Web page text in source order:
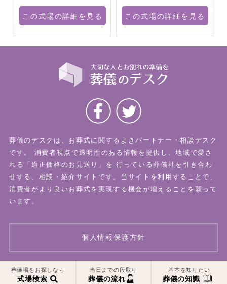
この式場の詳細を見る この式場の詳細を見る
葬儀場をお探しなら
式場検索
当日までの段取り
葬儀の流れ
基本を知りたい
葬儀の知識
葬儀のデスクは、お葬式に関するよきパートナー・相談デスク
です。
消費者視点で透明性のある情報を提供し、地域で愛さ
れる「適正価格のお見送り」を 行っている葬儀社を引き合わ
せする、相談・紹介サイトです。当サイトを利用することで、
消費者がより良いお葬式を実現する機会が増えることを願って
います。
個人情報保護方針
© 2026 葬儀のデスク All Rights Reserved.